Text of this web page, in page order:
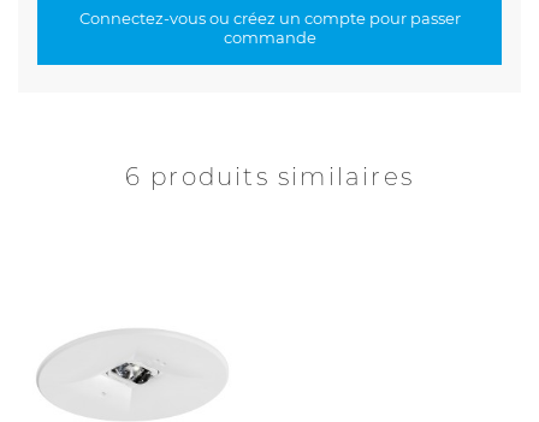
Connectez-vous ou créez un compte pour passer
commande
6 produits similaires